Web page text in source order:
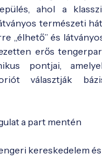
ahol a
természeti
„élhető” és
erős
pontjai,
választják
a part mentén
kereskedelem